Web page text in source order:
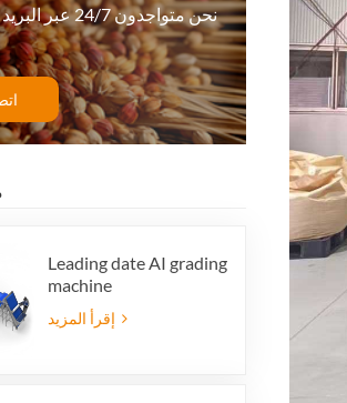
نحن متواجدون 24/7
Leading date AI grading
machine